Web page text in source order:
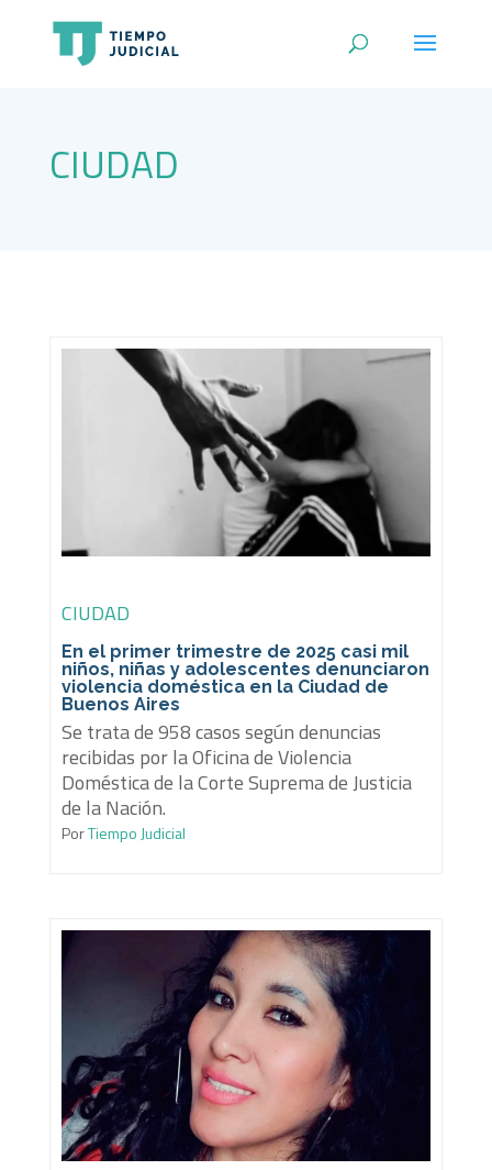
CIUDAD
CIUDAD
En el primer trimestre de 2025 casi mil
niños, niñas y adolescentes denunciaron
violencia doméstica en la Ciudad de
Buenos Aires
Se trata de 958 casos según denuncias
recibidas por la Oficina de Violencia
Doméstica de la Corte Suprema de Justicia
de la Nación.
PorTiempo Judicial